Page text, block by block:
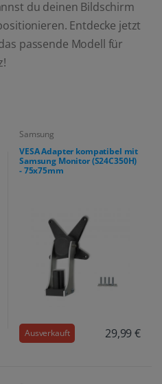
du deinen Bildschirm
Entdecke jetzt
passende Modell für
Samsung
VESA Adapter kompatibel mit
Samsung Monitor (S24C350H)
- 75x75mm
Ausverkauft 29,99 €